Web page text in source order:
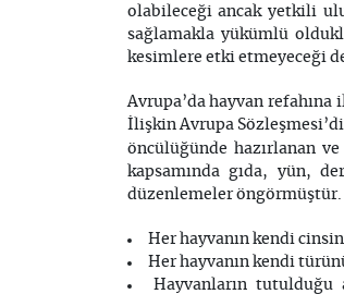
olabileceği ancak yetkili
sağlamakla yükümlü
kesimlere etki etmeyeceği
Avrupa’da hayvan
İlişkin Avrupa
öncülüğünde hazırlanan
kapsamında gıda, yün,
düzenlemeler öngörmüştür.
Her hayvanın kendi
Her hayvanın kendi
Hayvanların tutulduğu